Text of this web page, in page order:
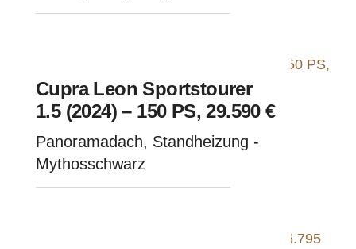
Sitze - Dark Forrest
Cupra Leon Sportstourer
1.5 (2024) – 150 PS, 29.590 €
Panoramadach, Standheizung -
Mythosschwarz